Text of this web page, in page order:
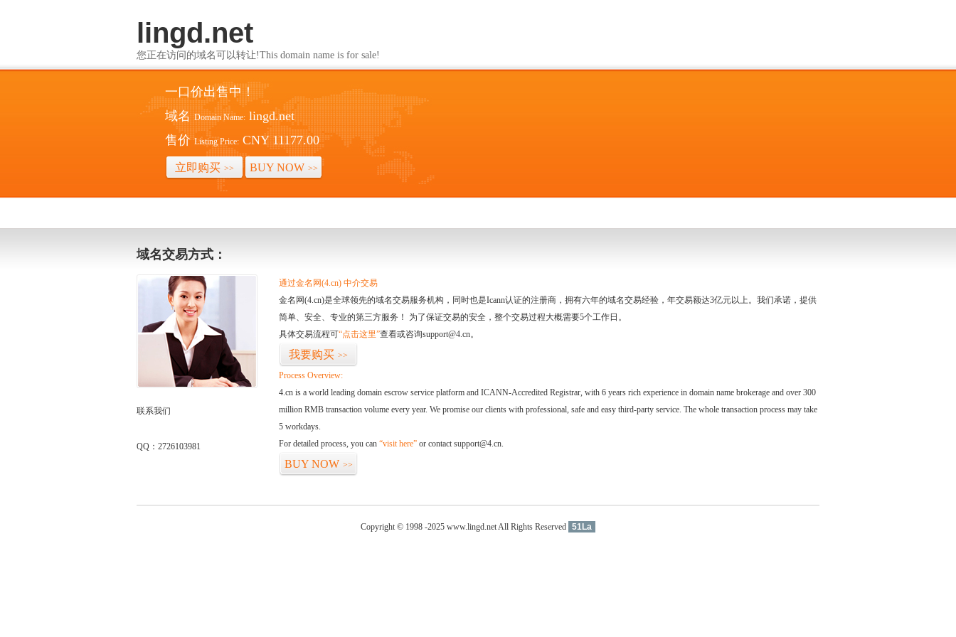
lingd.net
您正在访问的域名可以转让!This domain name is for sale!
一口价出售中！
域名 Domain Name: lingd.net
售价 Listing Price: CNY 11177.00
立即购买 >> BUY NOW >>
域名交易方式：
联系我们
QQ：2726103981
通过金名网(4.cn) 中介交易
金名网(4.cn)是全球领先的域名交易服务机构，同时也是Icann认证的注册商，拥有六年的域名交易经验，年交易额达3亿元以上。我们承诺，提供
简单、安全、专业的第三方服务！ 为了保证交易的安全，整个交易过程大概需要5个工作日。
具体交易流程可“点击这里”查看或咨询support@4.cn。
我要购买 >>
Process Overview:
4.cn is a world leading domain escrow service platform and ICANN-Accredited Registrar, with 6 years rich experience in domain name brokerage and over 300
million RMB transaction volume every year. We promise our clients with professional, safe and easy third-party service. The whole transaction process may take
5 workdays.
For detailed process, you can “visit here” or contact support@4.cn.
BUY NOW >>
Copyright © 1998 -2025 www.lingd.net All Rights Reserved 51La